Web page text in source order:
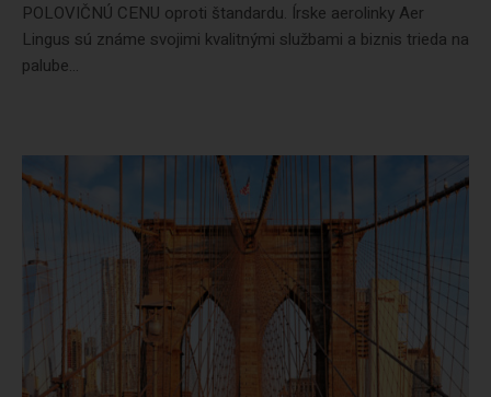
POLOVIČNÚ CENU oproti štandardu. Írske aerolinky Aer
Lingus sú známe svojimi kvalitnými službami a biznis trieda na
palube...